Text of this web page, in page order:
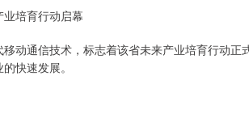
培育行动启幕
动通信技术，标志着该省未来产业培育行动
快速发展。